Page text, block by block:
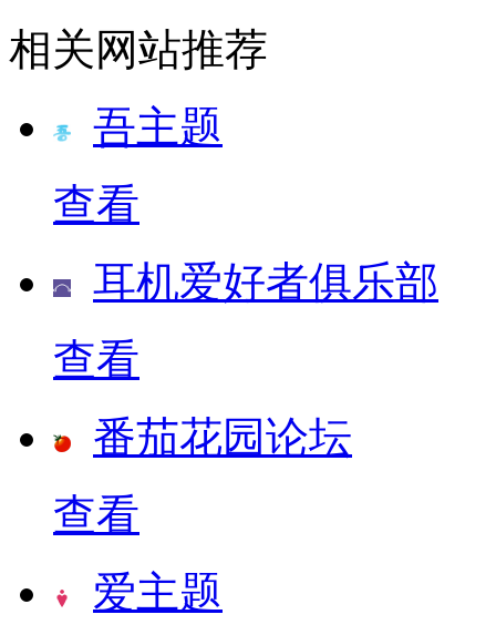
相关网站推荐
吾主题
查看
耳机爱好者俱乐部
查看
番茄花园论坛
查看
爱主题